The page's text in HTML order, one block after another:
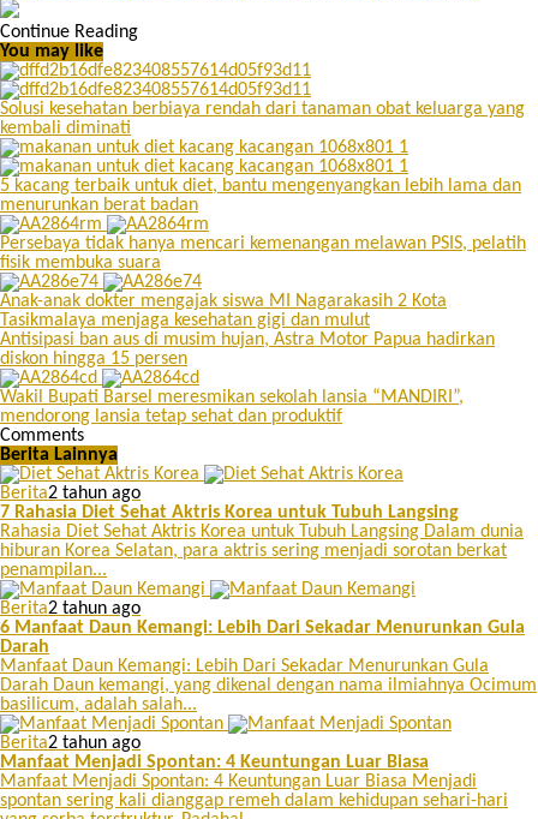
Continue Reading
You may like
Solusi kesehatan berbiaya rendah dari tanaman obat keluarga yang
kembali diminati
5 kacang terbaik untuk diet, bantu mengenyangkan lebih lama dan
menurunkan berat badan
Persebaya tidak hanya mencari kemenangan melawan PSIS, pelatih
fisik membuka suara
Anak-anak dokter mengajak siswa MI Nagarakasih 2 Kota
Tasikmalaya menjaga kesehatan gigi dan mulut
Antisipasi ban aus di musim hujan, Astra Motor Papua hadirkan
diskon hingga 15 persen
Wakil Bupati Barsel meresmikan sekolah lansia “MANDIRI”,
mendorong lansia tetap sehat dan produktif
Comments
Berita Lainnya
Berita2 tahun ago
7 Rahasia Diet Sehat Aktris Korea untuk Tubuh Langsing
Rahasia Diet Sehat Aktris Korea untuk Tubuh Langsing Dalam dunia
hiburan Korea Selatan, para aktris sering menjadi sorotan berkat
penampilan...
Berita2 tahun ago
6 Manfaat Daun Kemangi: Lebih Dari Sekadar Menurunkan Gula
Darah
Manfaat Daun Kemangi: Lebih Dari Sekadar Menurunkan Gula
Darah Daun kemangi, yang dikenal dengan nama ilmiahnya Ocimum
basilicum, adalah salah...
Berita2 tahun ago
Manfaat Menjadi Spontan: 4 Keuntungan Luar Biasa
Manfaat Menjadi Spontan: 4 Keuntungan Luar Biasa Menjadi
spontan sering kali dianggap remeh dalam kehidupan sehari-hari